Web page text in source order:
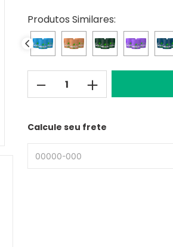
Produtos Similares:
＋
－
Calcule seu frete